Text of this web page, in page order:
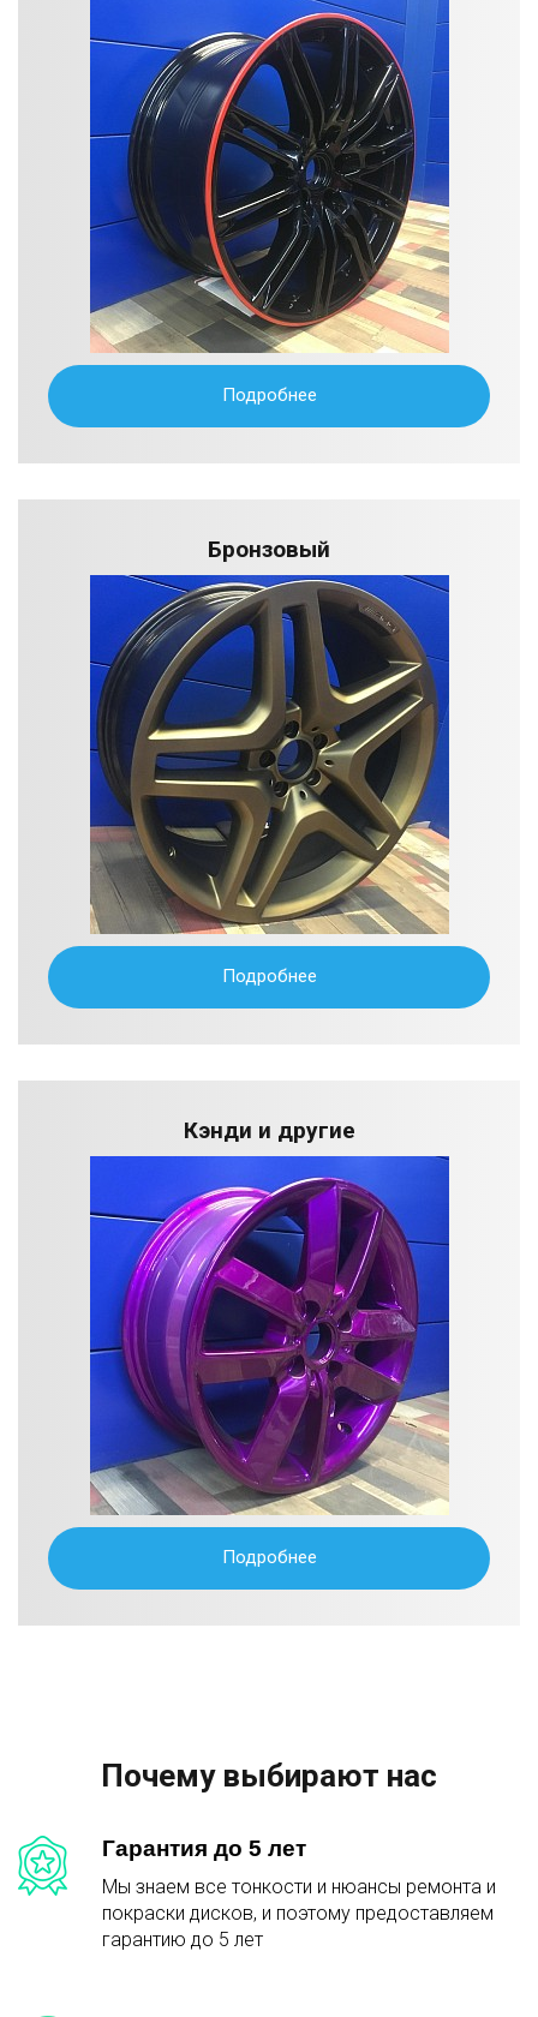
Подробнее
Бронзовый
Подробнее
Кэнди и другие
Подробнее
Почему выбирают нас
Гарантия до 5 лет
Мы знаем все тонкости и нюансы ремонта и
покраски дисков, и поэтому предоставляем
гарантию до 5 лет